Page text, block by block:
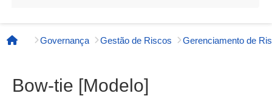
Página inicial
Governança Gestão de Riscos
Bow-tie [Modelo]